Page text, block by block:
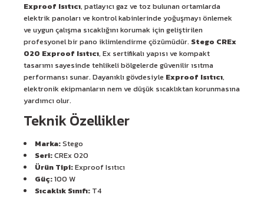
Exproof Isıtıcı, patlayıcı gaz ve toz bulunan ortamlarda
elektrik panoları ve kontrol kabinlerinde yoğuşmayı önlemek
ve uygun çalışma sıcaklığını korumak için geliştirilen
profesyonel bir pano iklimlendirme çözümüdür. Stego CREx
020 Exproof Isıtıcı, Ex sertifikalı yapısı ve kompakt
tasarımı sayesinde tehlikeli bölgelerde güvenilir ısıtma
performansı sunar. Dayanıklı gövdesiyle Exproof Isıtıcı,
elektronik ekipmanların nem ve düşük sıcaklıktan korunmasına
yardımcı olur.
Teknik Özellikler
Marka:Stego
Seri:CREx 020
Ürün Tipi:Exproof Isıtıcı
Güç:100 W
Sıcaklık Sınıfı:T4